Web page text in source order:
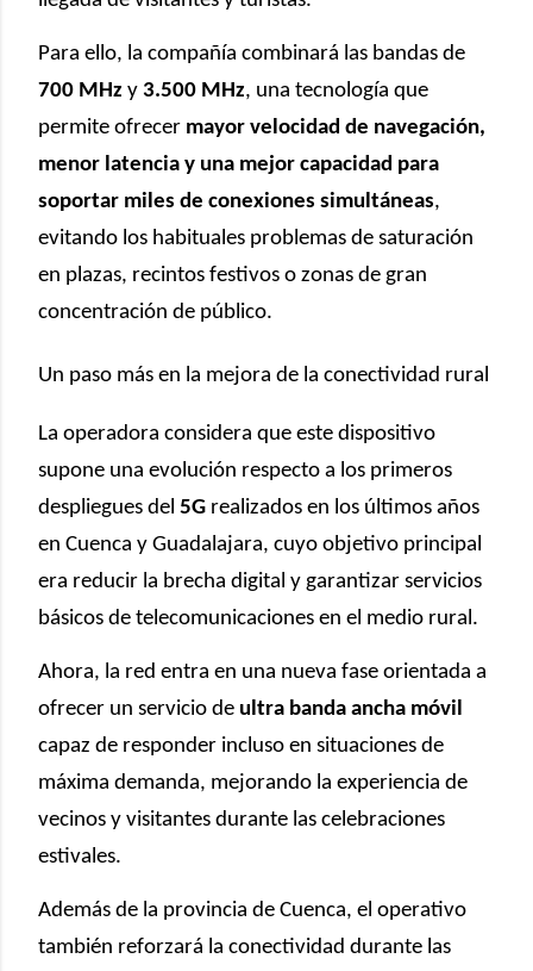
Para ello, la compañía combinará las bandas de
700 MHz y 3.500 MHz, una tecnología que
permite ofrecer mayor velocidad de navegación,
menor latencia y una mejor capacidad para
soportar miles de conexiones simultáneas,
evitando los habituales problemas de saturación
en plazas, recintos festivos o zonas de gran
concentración de público.
Un paso más en la mejora de la conectividad rural
La operadora considera que este dispositivo
supone una evolución respecto a los primeros
despliegues del 5G realizados en los últimos años
en Cuenca y Guadalajara, cuyo objetivo principal
era reducir la brecha digital y garantizar servicios
básicos de telecomunicaciones en el medio rural.
Ahora, la red entra en una nueva fase orientada a
ofrecer un servicio de ultra banda ancha móvil
capaz de responder incluso en situaciones de
máxima demanda, mejorando la experiencia de
vecinos y visitantes durante las celebraciones
estivales.
Además de la provincia de Cuenca, el operativo
también reforzará la conectividad durante las